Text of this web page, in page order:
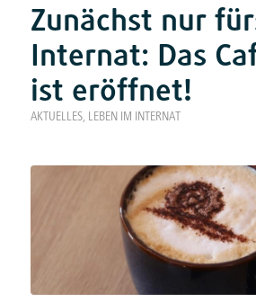
Zunächst nur
Internat: Das
ist eröffnet!
AKTUELLES, LEBEN IM INTERNAT